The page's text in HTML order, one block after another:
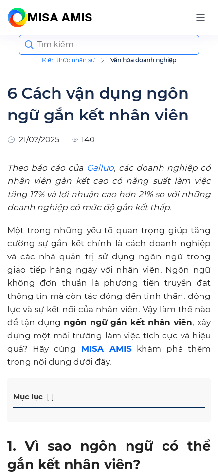
MISA AMIS
Kiến thức nhân sự Văn hóa doanh nghiệp
Search
for:
6 Cách vận dụng ngôn
ngữ gắn kết nhân viên
21/02/2025 140
Theo báo cáo của Gallup, các doanh nghiệp có
nhân viên gắn kết cao có năng suất làm việc
tăng 17% và lợi nhuận cao hơn 21% so với những
doanh nghiệp có mức độ gắn kết thấp.
Một trong những yếu tố quan trọng giúp tăng
cường sự gắn kết chính là cách doanh nghiệp
và các nhà quản trị sử dụng ngôn ngữ trong
giao tiếp hàng ngày với nhân viên. Ngôn ngữ
không đơn thuần là phương tiện truyền đạt
thông tin mà còn tác động đến tinh thần, động
lực và sự kết nối của nhân viên. Vậy làm thế nào
để tận dụng ngôn ngữ gắn kết nhân viên, xây
dựng một môi trường làm việc tích cực và hiệu
quả? Hãy cùng
MISA AMISkhám phá thêm
trong nội dung dưới đây.
Mục lục
1. Vì sao ngôn ngữ có thể
gắn kết nhân viên?